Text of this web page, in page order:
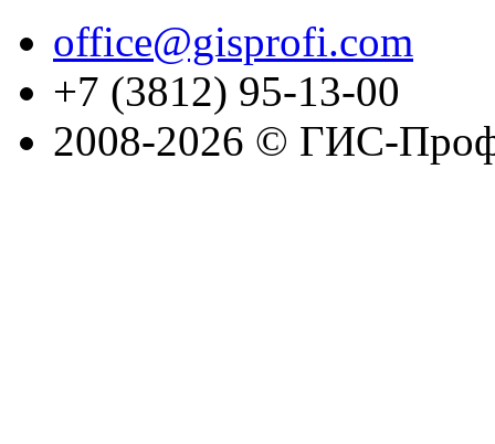
office@gisprofi.com
+7 (3812) 95-13-00
2008-2026 © ГИС-